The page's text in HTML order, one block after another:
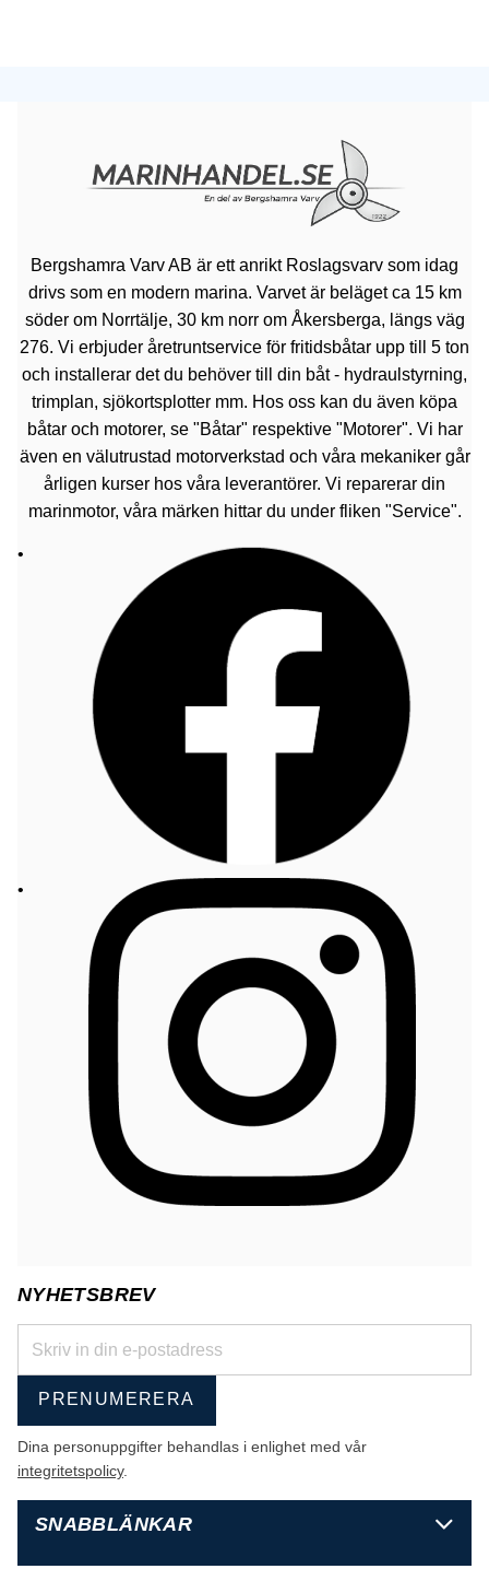
Bergshamra Varv AB är ett anrikt Roslagsvarv som idag
drivs som en modern marina. Varvet är beläget ca 15 km
söder om Norrtälje, 30 km norr om Åkersberga, längs väg
276. Vi erbjuder åretruntservice för fritidsbåtar upp till 5 ton
och installerar det du behöver till din båt - hydraulstyrning,
trimplan, sjökortsplotter mm. Hos oss kan du även köpa
båtar och motorer, se "Båtar" respektive "Motorer". Vi har
även en välutrustad motorverkstad och våra mekaniker går
årligen kurser hos våra leverantörer. Vi reparerar din
marinmotor, våra märken hittar du under fliken "Service".
NYHETSBREV
PRENUMERERA
Dina personuppgifter behandlas i enlighet med vår
integritetspolicy.
SNABBLÄNKAR